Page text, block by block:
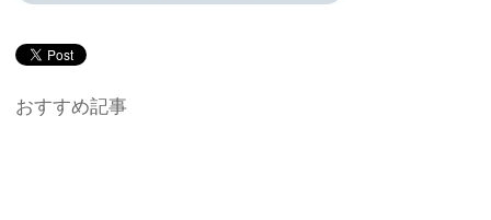
おすすめ記事